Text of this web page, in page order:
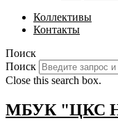
Коллективы
Контакты
Поиск
Поиск
Close this search box.
МБУК "ЦКС